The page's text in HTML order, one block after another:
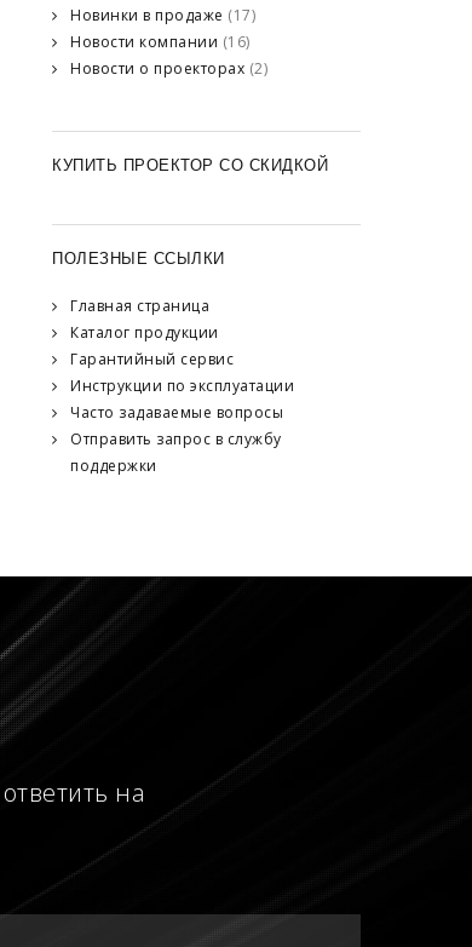
Новинки в продаже (17)
Новости компании (16)
Новости о проекторах (2)
КУПИТЬ ПРОЕКТОР СО СКИДКОЙ
ПОЛЕЗНЫЕ ССЫЛКИ
Главная страница
Каталог продукции
Гарантийный сервис
Инструкции по эксплуатации
Часто задаваемые вопросы
Отправить запрос в службу
поддержки
на